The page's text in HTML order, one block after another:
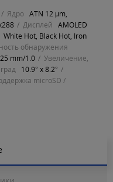
Ядро ATN 12 μm,
Дисплей AMOLED
White Hot, Black Hot, Iron
обнаружения
mm/1.0
Увеличение,
10.9° x 8.2°
microSD /